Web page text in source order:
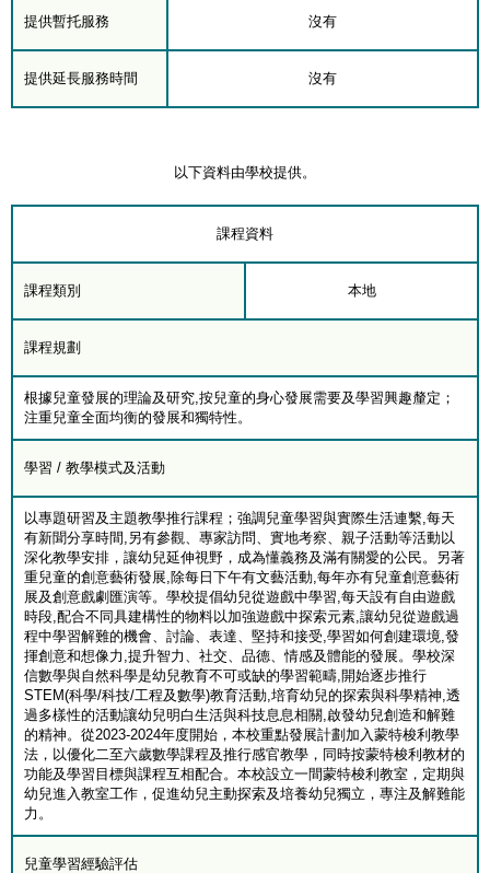
提供暫托服務 沒有
提供延長服務時間 沒有
以下資料由學校提供。
課程資料
課程類別 本地
課程規劃
根據兒童發展的理論及研究,按兒童的身心發展需要及學習興趣釐定；
注重兒童全面均衡的發展和獨特性。
學習 / 教學模式及活動
以專題研習及主題教學推行課程；強調兒童學習與實際生活連繫,每天
有新聞分享時間,另有參觀、專家訪問、實地考察、親子活動等活動以
深化教學安排，讓幼兒延伸視野，成為懂義務及滿有關愛的公民。另著
重兒童的創意藝術發展,除每日下午有文藝活動,每年亦有兒童創意藝術
展及創意戲劇匯演等。學校提倡幼兒從遊戲中學習,每天設有自由遊戲
時段,配合不同具建構性的物料以加強遊戲中探索元素,讓幼兒從遊戲過
程中學習解難的機會、討論、表達、堅持和接受,學習如何創建環境,發
揮創意和想像力,提升智力、社交、品德、情感及體能的發展。學校深
信數學與自然科學是幼兒教育不可或缺的學習範疇,開始逐步推行
STEM(科學/科技/工程及數學)教育活動,培育幼兒的探索與科學精神,透
過多樣性的活動讓幼兒明白生活與科技息息相關,啟發幼兒創造和解難
的精神。從2023-2024年度開始，本校重點發展計劃加入蒙特梭利教學
法，以優化二至六歲數學課程及推行感官教學，同時按蒙特梭利教材的
功能及學習目標與課程互相配合。本校設立一間蒙特梭利教室，定期與
幼兒進入教室工作，促進幼兒主動探索及培養幼兒獨立，專注及解難能
力。
兒童學習經驗評估